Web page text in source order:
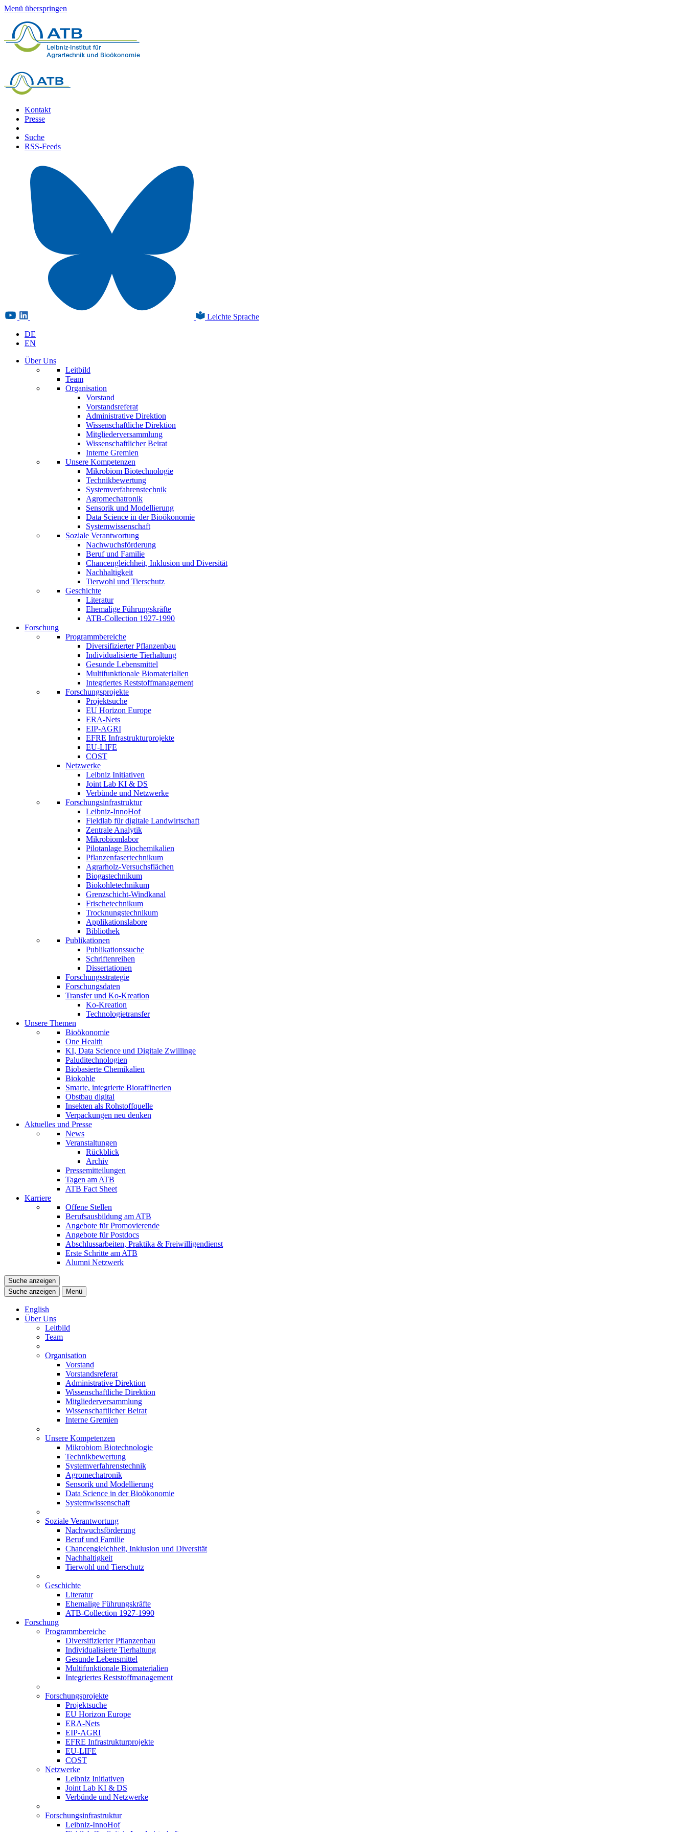
Menü überspringen
Kontakt
Presse
Suche
RSS-Feeds
Leichte Sprache
DE
EN
Über Uns
Leitbild
Team
Organisation
Vorstand
Vorstandsreferat
Administrative Direktion
Wissenschaftliche Direktion
Mitgliederversammlung
Wissenschaftlicher Beirat
Interne Gremien
Unsere Kompetenzen
Mikrobiom Biotechnologie
Technikbewertung
Systemverfahrenstechnik
Agromechatronik
Sensorik und Modellierung
Data Science in der Bioökonomie
Systemwissenschaft
Soziale Verantwortung
Nachwuchsförderung
Beruf und Familie
Chancengleichheit, Inklusion und Diversität
Nachhaltigkeit
Tierwohl und Tierschutz
Geschichte
Literatur
Ehemalige Führungskräfte
ATB-Collection 1927-1990
Forschung
Programmbereiche
Diversifizierter Pflanzenbau
Individualisierte Tierhaltung
Gesunde Lebensmittel
Multifunktionale Biomaterialien
Integriertes Reststoffmanagement
Forschungsprojekte
Projektsuche
EU Horizon Europe
ERA-Nets
EIP-AGRI
EFRE Infrastrukturprojekte
EU-LIFE
COST
Netzwerke
Leibniz Initiativen
Joint Lab KI & DS
Verbünde und Netzwerke
Forschungsinfrastruktur
Leibniz-InnoHof
Fieldlab für digitale Landwirtschaft
Zentrale Analytik
Mikrobiomlabor
Pilotanlage Biochemikalien
Pflanzenfasertechnikum
Agrarholz-Versuchsflächen
Biogastechnikum
Biokohletechnikum
Grenzschicht-Windkanal
Frischetechnikum
Trocknungstechnikum
Applikationslabore
Bibliothek
Publikationen
Publikationssuche
Schriftenreihen
Dissertationen
Forschungsstrategie
Forschungsdaten
Transfer und Ko-Kreation
Ko-Kreation
Technologietransfer
Unsere Themen
Bioökonomie
One Health
KI, Data Science und Digitale Zwillinge
Paluditechnologien
Biobasierte Chemikalien
Biokohle
Smarte, integrierte Bioraffinerien
Obstbau digital
Insekten als Rohstoffquelle
Verpackungen neu denken
Aktuelles und Presse
News
Veranstaltungen
Rückblick
Archiv
Pressemitteilungen
Tagen am ATB
ATB Fact Sheet
Karriere
Offene Stellen
Berufsausbildung am ATB
Angebote für Promovierende
Angebote für Postdocs
Abschlussarbeiten, Praktika & Freiwilligendienst
Erste Schritte am ATB
Alumni Netzwerk
Suche anzeigen
Suche anzeigen
Menü
English
Über Uns
Leitbild
Team
Organisation
Vorstand
Vorstandsreferat
Administrative Direktion
Wissenschaftliche Direktion
Mitgliederversammlung
Wissenschaftlicher Beirat
Interne Gremien
Unsere Kompetenzen
Mikrobiom Biotechnologie
Technikbewertung
Systemverfahrenstechnik
Agromechatronik
Sensorik und Modellierung
Data Science in der Bioökonomie
Systemwissenschaft
Soziale Verantwortung
Nachwuchsförderung
Beruf und Familie
Chancengleichheit, Inklusion und Diversität
Nachhaltigkeit
Tierwohl und Tierschutz
Geschichte
Literatur
Ehemalige Führungskräfte
ATB-Collection 1927-1990
Forschung
Programmbereiche
Diversifizierter Pflanzenbau
Individualisierte Tierhaltung
Gesunde Lebensmittel
Multifunktionale Biomaterialien
Integriertes Reststoffmanagement
Forschungsprojekte
Projektsuche
EU Horizon Europe
ERA-Nets
EIP-AGRI
EFRE Infrastrukturprojekte
EU-LIFE
COST
Netzwerke
Leibniz Initiativen
Joint Lab KI & DS
Verbünde und Netzwerke
Forschungsinfrastruktur
Leibniz-InnoHof